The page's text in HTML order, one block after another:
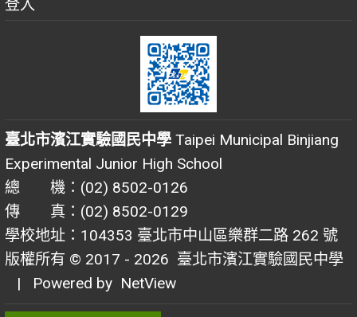
登入
臺北市濱江實驗國民中學 Taipei Municipal Binjiang
Experimental Junior High School
總 機：(02) 8502-0126
傳 真：(02) 8502-0129
學校地址：104353 臺北市中山區樂群二路 262 號
版權所有 © 2017 - 2026 臺北市濱江實驗國民中學
| Powered by NetView